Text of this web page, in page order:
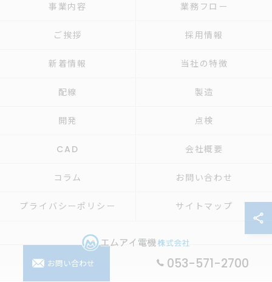
053-571-2700
お問い合わせ
事業内容 業務フロー
ご挨拶 採用情報
新着情報 当社の特徴
配線 製造
開発 点検
CAD 会社概要
コラム お問い合わせ
プライバシーポリシー サイトマップ
© 2026 制御盤の設計ならエムアイ電機株式会社 ALL RIGHTS RESERVED.